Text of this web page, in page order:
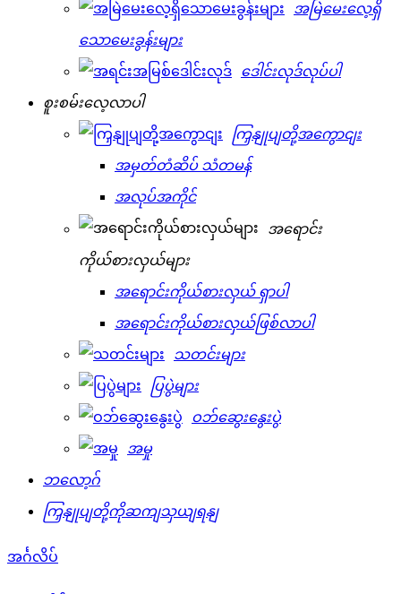
အမြဲမေးလေ့ရှိ
သောမေးခွန်းများ
ဒေါင်းလုဒ်လုပ်ပါ
စူးစမ်းလေ့လာပါ
ကြှနျုပျတို့အကွောငျး
အမှတ်တံဆိပ် သံတမန်
အလုပ်အကိုင်
အရောင်း
ကိုယ်စားလှယ်များ
အရောင်းကိုယ်စားလှယ် ရှာပါ
အရောင်းကိုယ်စားလှယ်ဖြစ်လာပါ
သတင်းများ
ပြပွဲများ
ဝဘ်ဆွေးနွေးပွဲ
အမှု
ဘလော့ဂ်
ကြှနျုပျတို့ကိုဆကျသှယျရနျ
အင်္ဂလိပ်